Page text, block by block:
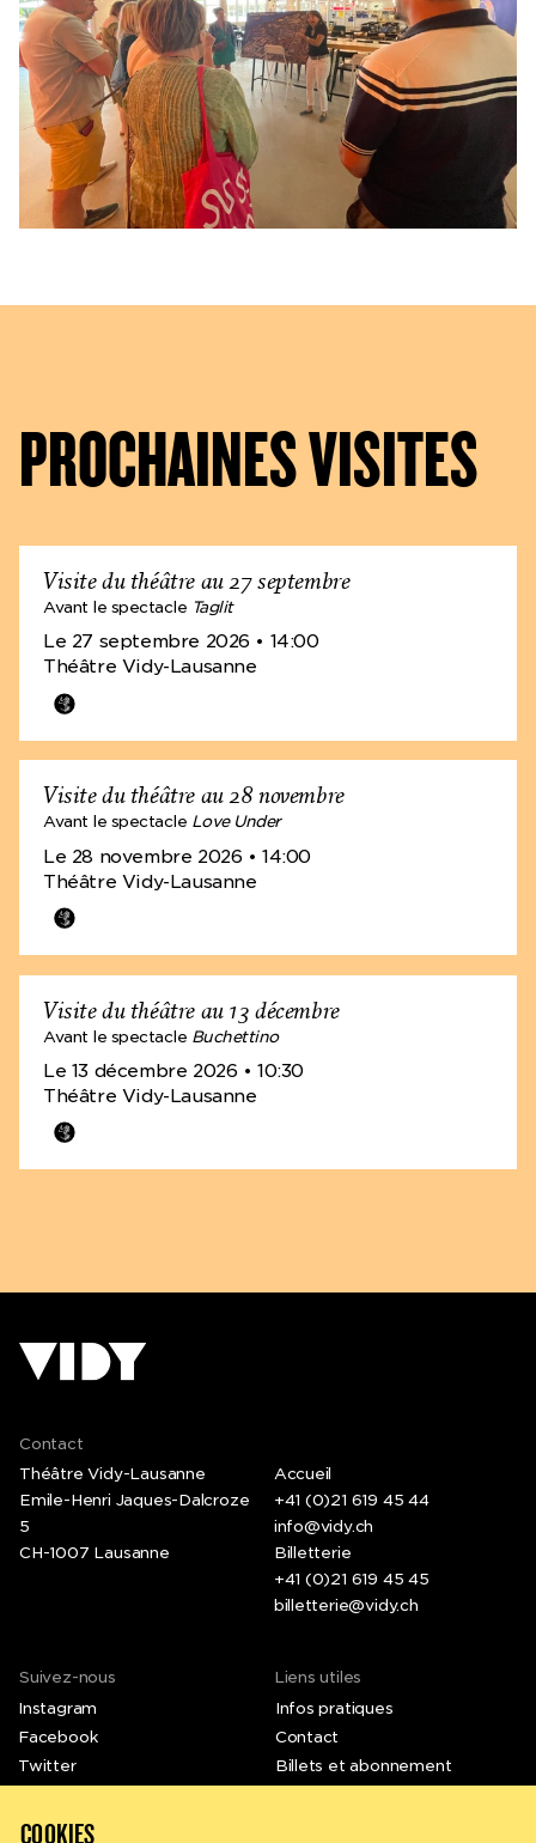
PROCHAINES VISITES
Visite du théâtre au 27 septembre
Avant le spectacle Taglit
Le 27 septembre 2026 • 14:00
Théâtre Vidy-Lausanne
Visite du théâtre au 28 novembre
Avant le spectacle Love Under
Le 28 novembre 2026 • 14:00
Théâtre Vidy-Lausanne
Visite du théâtre au 13 décembre
Avant le spectacle Buchettino
Le 13 décembre 2026 • 10:30
Théâtre Vidy-Lausanne
Contact
Théâtre Vidy-Lausanne
Emile-Henri Jaques-Dalcroze
5
CH-1007 Lausanne
Accueil
+41 (0)21 619 45 44
info@vidy.ch
Billetterie
+41 (0)21 619 45 45
billetterie@vidy.ch
Liens utiles
Infos pratiques
Contact
Billets et abonnement
Suivez-nous
Instagram
Facebook
Twitter
Vimeo
COOKIES